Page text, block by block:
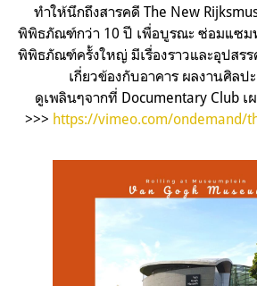
ทำให้นึกถึงสารคดี The New
พิพิธภัณฑ์กว่า 10 ปี เพื่อบูรณะ ซ่อมแซม
พิพิธภัณฑ์ครั้งใหญ่ มีเรื่องราวและอุปสร
เกี่ยวข้องกับอาคาร ผลงานศิลป
ดูเพลินๆจากที่ Documentary Club เ
>>> https://vimeo.com/ondemand/